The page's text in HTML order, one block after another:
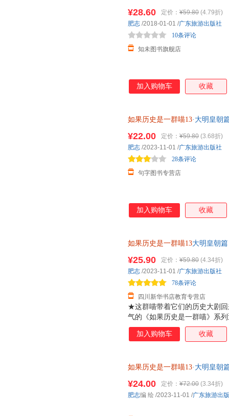
¥28.60 定价： ¥59.80 (4.79折)
知未图书旗舰店
10条评论
肥志 /2018-01-01 /广东旅游出版社
加入购物车 收藏
如果历史是一群喵13·大明皇朝
¥22.00 定价： ¥59.80 (3.68折)
句字图书专营店
28条评论
肥志 /2023-11-01 /广东旅游出版社
加入购物车 收藏
如果历史是一群喵13大明皇朝
货，85%城市次日达，团购优
★这群喵带着它们的历史大剧
气的《如果历史是一群喵》系
烈的起义后，明朝该如何延续
前半段的风云变幻！ ★为什么
朝波澜壮阔的历史。 ★ 力求严
进行细致梳理，多角度呈现当
附有相关的延伸阅读，让你不
¥25.90 定价： ¥59.80 (4.34折)
四川新华书店教育专营店
78条评论
肥志 /2023-11-01 /广东旅游出版社
加入购物车 收藏
如果历史是一群喵13·大明皇朝
¥24.00 定价： ¥72.00 (3.34折)
肥志编 绘 /2023-11-01 /广东旅游出